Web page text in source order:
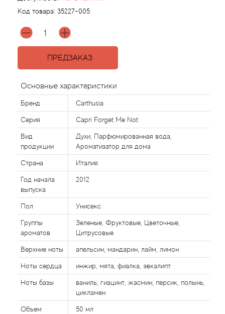
Код товара: 35227-005
ПРЕДЗАКАЗ
Основные характеристики
Бренд Carthusia
Серия Capri Forget Me Not
Вид
продукции
Духи, Парфюмированная вода,
Ароматизатор для дома
Страна Италия
Год начала
выпуска
2012
Пол Унисекс
Группы
ароматов
Зеленые, Фруктовые, Цветочные,
Цитрусовые
Верхние ноты апельсин, мандарин, лайм, лимон
Ноты сердца инжир, мята, фиалка, эвкалипт
Ноты базы
ваниль, гиацинт, жасмин, персик, полынь,
цикламен
Объем 50 мл
Agonist
Aigner
Ajmal
Al Haramain
Al Jazeera
Alaia Paris
Alexander McQueen
Alexandre Barthet
Alexandre J
Alfred Dunhill
Alyson Oldoini